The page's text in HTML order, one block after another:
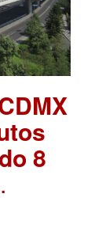
8
.